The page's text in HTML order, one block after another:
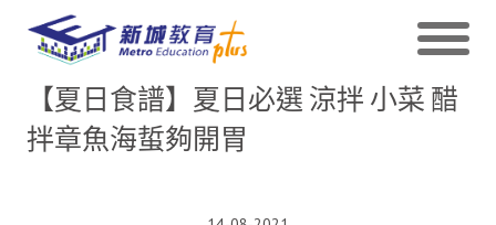
【夏日食譜】夏日必選 涼拌 小菜 醋
拌章魚海蜇夠開胃